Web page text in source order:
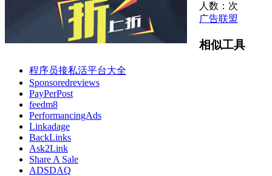
人数： 次
广告联盟
相似工具
程序员接私活平台大全
Sponsoredreviews
PayPerPost
feedm8
PerformancingAds
Linkadage
BackLinks
Ask2Link
Share A Sale
ADSDAQ